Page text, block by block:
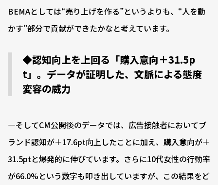
BEMAとしては“売り上げを作る”というよりも、“人を動
かす”部分で貢献ができたかなと考えています。
◆認知向上を上回る「購入意向＋31.5p
t」。データが証明した、文脈による態度
変容の威力
―そしてCM公開後のデータでは、広告接触者においてブ
ランド認知が＋17.6pt向上したことに加え、購入意向が＋
31.5ptと爆発的に伸びています。さらに10代女性の行動率
が66.0%という数字も叩き出していますが、この結果をど